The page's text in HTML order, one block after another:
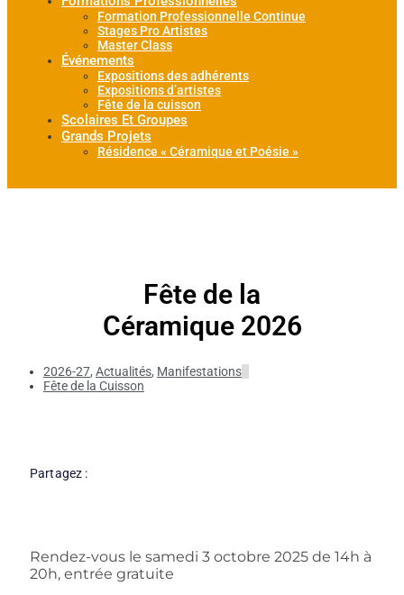
Formation Professionnelle Continue
Stages Pro Artistes
Master Class
Événements
Expositions des adhérents
Expositions d’artistes
Fête de la cuisson
Scolaires Et Groupes
Grands Projets
Résidence « Céramique et Poésie »
Fête de la
Céramique 2026
2026-27, Actualités, Manifestations
Fête de la Cuisson
Partagez :
Rendez-vous le samedi 3 octobre 2025 de 14h à
20h, entrée gratuite